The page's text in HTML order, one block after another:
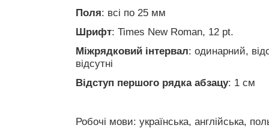
Поля: всі по 25 мм
Шрифт: Times New Roman, 12 pt.
Міжрядковий інтервал: одинарний,
відсутні
Відступ першого рядка абзацу: 1 см
Робочі мови: українська, англійська,